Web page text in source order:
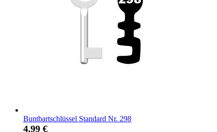
Buntbartschlüssel Standard Nr. 298
4,99 €